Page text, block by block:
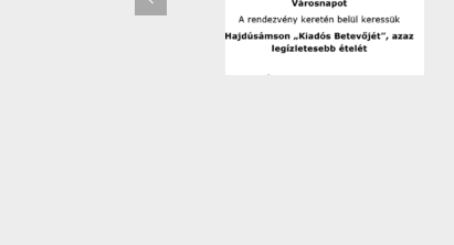
Főzőverseny – 2026 –
Leállítják a jégkármérséklő
rendszert Hajdú-Biharban